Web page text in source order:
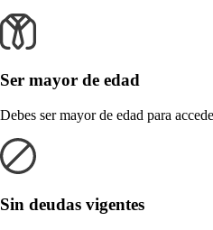
Ser mayor de edad
Debes ser mayor de edad para
Sin deudas vigentes